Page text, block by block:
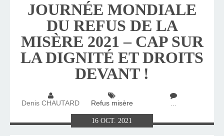
JOURNÉE MONDIALE
DU REFUS DE LA
MISÈRE 2021 – CAP SUR
LA DIGNITÉ ET DROITS
DEVANT !
Denis CHAUTARD Refus misère …
16OCT.2021